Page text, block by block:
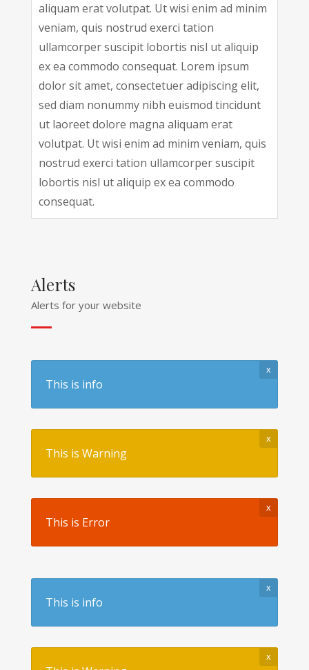
aliquam erat volutpat. Ut wisi enim ad minim
veniam, quis nostrud exerci tation
ullamcorper suscipit lobortis nisl ut aliquip
ex ea commodo consequat. Lorem ipsum
dolor sit amet, consectetuer adipiscing elit,
sed diam nonummy nibh euismod tincidunt
ut laoreet dolore magna aliquam erat
volutpat. Ut wisi enim ad minim veniam, quis
nostrud exerci tation ullamcorper suscipit
lobortis nisl ut aliquip ex ea commodo
consequat.
Alerts
Alerts for your website
x
This is info
x
This is Warning
x
This is Error
x
This is info
x